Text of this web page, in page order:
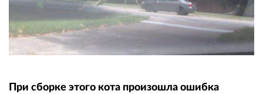
При сборке этого кота произошла ошибка